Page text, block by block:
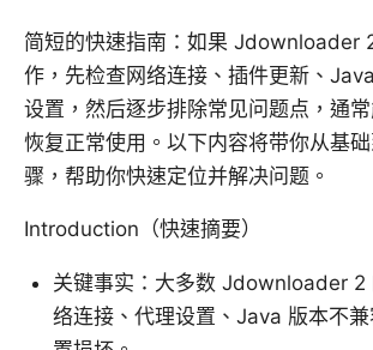
简短的快速指南：如果 Jdownloader
作，先检查网络连接、插件更新、
设置，然后逐步排除常见问题点，通
恢复正常使用。以下内容将带你从基
骤，帮助你快速定位并解决问题。
Introduction（快速摘要）
关键事实：大多数 Jdownloader 2
络连接、代理设置、Java 版本不